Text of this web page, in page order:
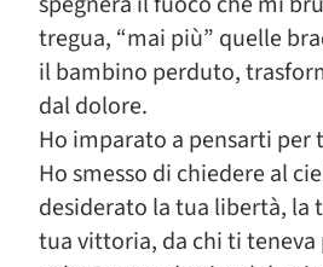
tregua, “mai più” quelle
il bambino perduto,
dal dolore.
Ho imparato a pensarti per
Ho smesso di chiedere al
desiderato la tua libertà, la
tua vittoria, da chi ti